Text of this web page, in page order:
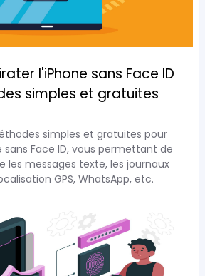
l'iPhone sans Face ID
simples et gratuites
simples et gratuites pour
sans Face ID, vous permettant de
les messages texte, les journaux
GPS, WhatsApp, etc.